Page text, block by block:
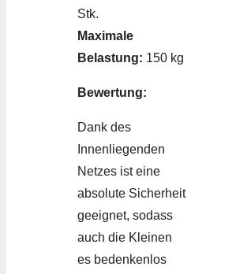
Stk.
Maximale
Belastung: 150 kg
Bewertung:
Dank des
Innenliegenden
Netzes ist eine
absolute Sicherheit
geeignet, sodass
auch die Kleinen
es bedenkenlos